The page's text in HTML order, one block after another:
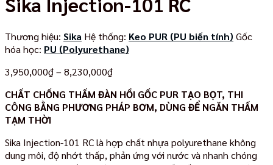
Thương hiệu: Sika Hệ thống: Keo PUR (PU biến tính) Gốc
hóa học: PU (Polyurethane)
3,950,000₫–8,230,000₫Khoảng
từ
3,950,000₫
CHẤT CHỐNG THẤM ĐÀN HỒI GỐC PUR TẠO BỌT, THI
CÔNG BẰNG PHƯƠNG PHÁP BƠM, DÙNG ĐỂ NGĂN THẤM
TẠM THỜI
Sika Injection-101 RC là hợp chất nhựa polyurethane không
dung môi, độ nhớt thấp, phản ứng với nước và nhanh chóng